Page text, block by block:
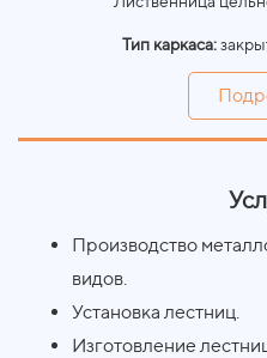
Тип каркаса:
Производство
видов.
Установка лестниц.
Изготовление